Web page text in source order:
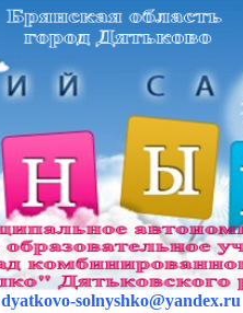
dyatkovo-solnyshko@yandex.ru